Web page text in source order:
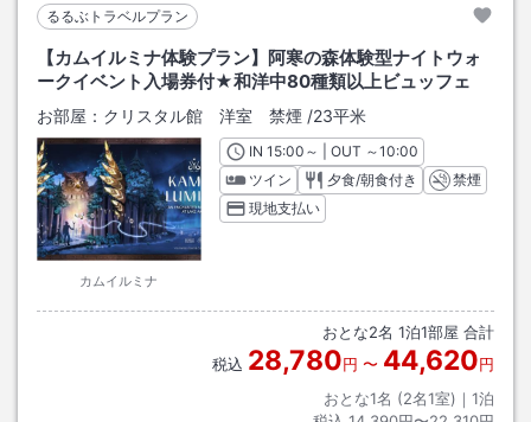
るるぶトラベルプラン
【カムイルミナ体験プラン】阿寒の森体験型ナイトウォ
ークイベント入場券付★和洋中80種類以上ビュッフェ
お部屋： クリスタル館 洋室 禁煙 /23平米
カムイルミナ
INチェックイン
15:00 ～ | OUT チェックアウト
～10:00
ツイン
夕食/朝食付き
禁煙
現地支払い
おとな2名 1泊1部屋 合計
税込 28,780円 〜 44,620円
おとな1名 (2名1室)｜ 1泊